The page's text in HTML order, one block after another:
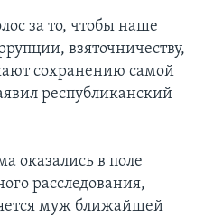
за то, чтобы наше
взяточничеству,
сохранению самой
республиканский
оказались в поле
расследования,
муж ближайшей